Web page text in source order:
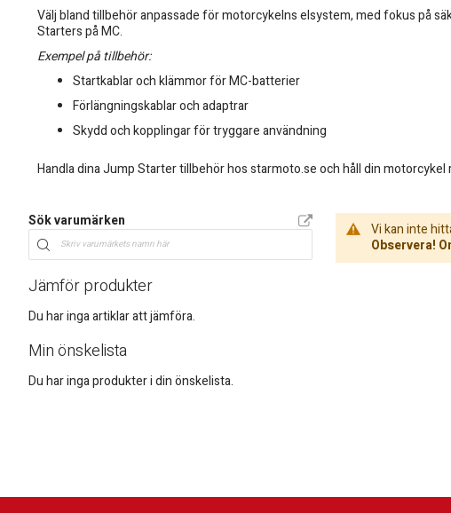
Välj bland tillbehör anpassade för motorcykelns elsystem, med fokus på
Starters på MC.
Exempel på tillbehör:
Startkablar och klämmor för MC-batterier
Förlängningskablar och adaptrar
Skydd och kopplingar för tryggare användning
Handla dina Jump Starter tillbehör hos starmoto.se och håll din
Vi kan inte
Observera!
Sök varumärken
Jämför produkter
Du har inga artiklar att jämföra.
Min önskelista
Du har inga produkter i din önskelista.